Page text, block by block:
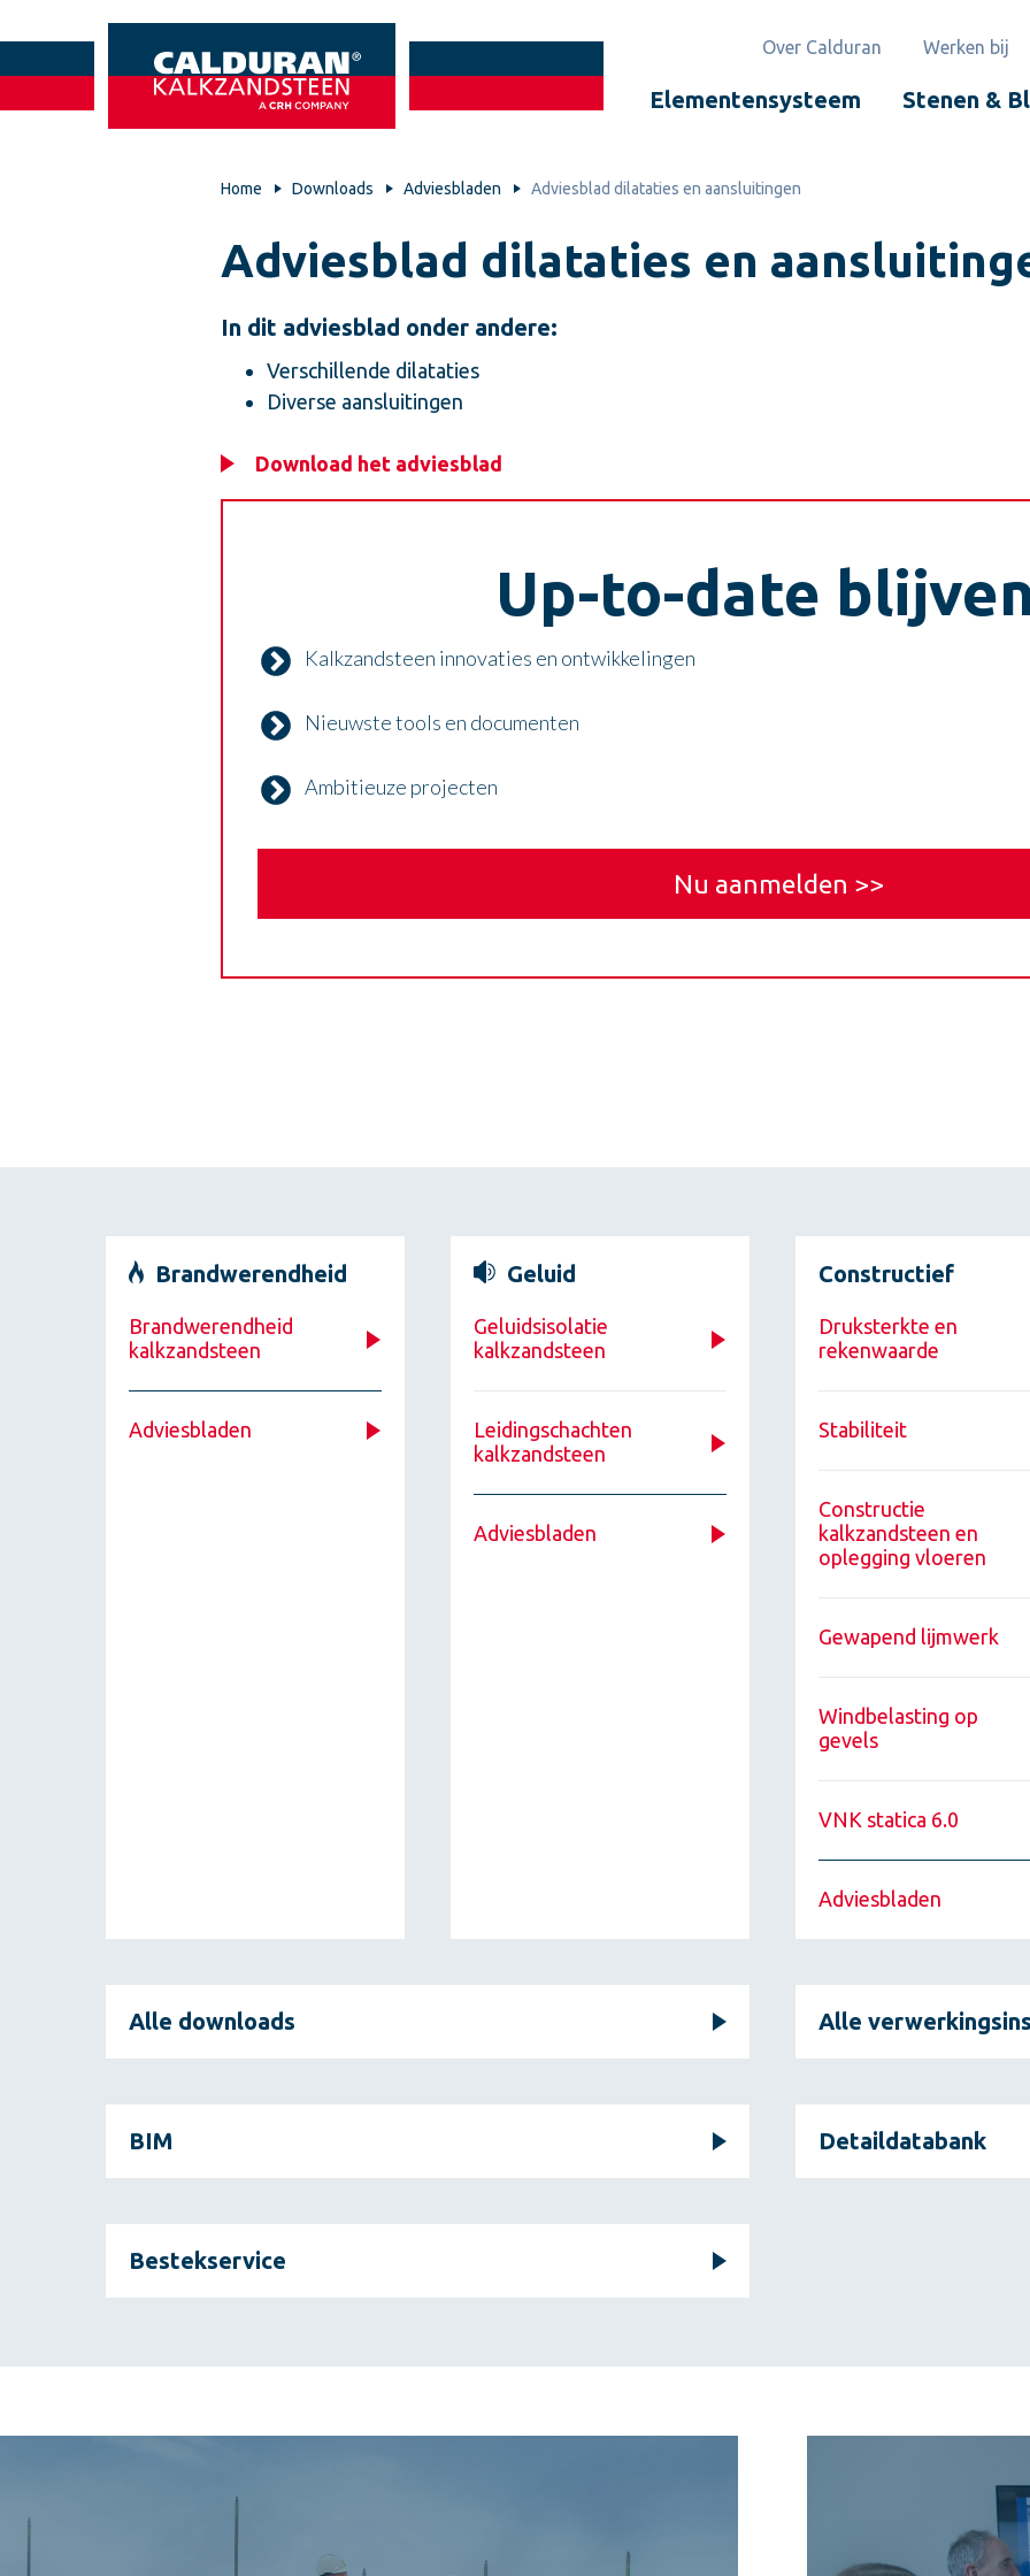
Over Calduran Werken bij
Elementensysteem Stenen &
Home Downloads Adviesbladen Adviesblad dilataties en aansluitingen
Adviesblad dilataties en
In dit adviesblad onder andere:
Verschillende dilataties
Diverse aansluitingen
Download het adviesblad
Up-to-date
Kalkzandsteen innovaties en ontwikkelingen
Nieuwste tools en documenten
Ambitieuze projecten
Nu aanmelden >>
Brandwerendheid
Brandwerendheid
kalkzandsteen
Adviesbladen
Geluid
Geluidsisolatie
kalkzandsteen
Leidingschachten
kalkzandsteen
Adviesbladen
Constructief
Druksterkte en
rekenwaarde
Stabiliteit
Constructie
kalkzandsteen en
oplegging vloeren
Gewapend lijmwerk
Windbelasting op
gevels
VNK statica 6.0
Adviesbladen
Alle downloads Alle
BIM Detaildatabank
Bestekservice